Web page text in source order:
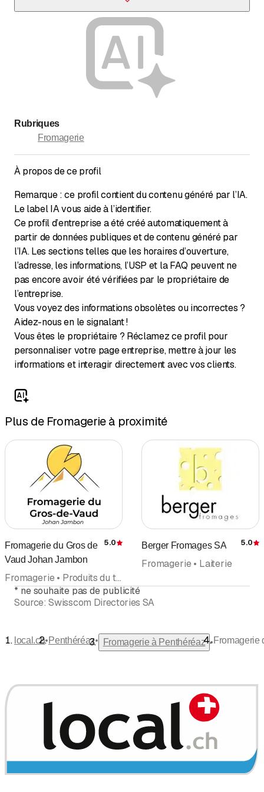
Un automate à fromage disponible 24h/24 vous permet
d’acheter du fromage et de quoi préparer une fondue même
lorsque le magasin est fermé.[2][7]
Rubriques
Fromagerie
À propos de ce profil
Remarque : ce profil contient du contenu généré par l’IA.
Le label IA vous aide à l’identifier.
Ce profil d’entreprise a été créé automatiquement à
partir de données publiques et de contenu généré par
l’IA. Les sections telles que les horaires d’ouverture,
l’adresse, les informations, l’USP et la FAQ peuvent ne
pas encore avoir été vérifiées par le propriétaire de
l’entreprise.
Vous voyez des informations obsolètes ou incorrectes ?
Aidez-nous en le signalant !
Vous êtes le propriétaire ? Réclamez ce profil pour
personnaliser votre page entreprise, mettre à jour les
informations et interagir directement avec vos clients.
Plus de Fromagerie à proximité
Fromagerie du Gros de
Vaud Johan Jambon
Évaluation
5.0
Fromagerie • Produits du terroir • Laiterie
Berger Fromages SA 5.0
Fromagerie • Laiterie
* ne souhaite pas de publicité
Source: Swisscom Directories SA
local.ch•Penthéréaz• Fromagerie à Penthéréaz •Fromagerie